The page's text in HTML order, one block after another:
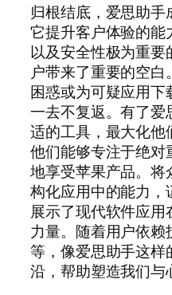
归根结底，爱思助
它提升客户体验的
以及安全性极为重
户带来了重要的空
困惑或为可疑应用
一去不复返。有了
适的工具，最大化
他们能够专注于绝
地享受苹果产品。
构化应用中的能力，
展示了现代软件应
力量。随着用户依
等，像爱思助手这
沿，帮助塑造我们与